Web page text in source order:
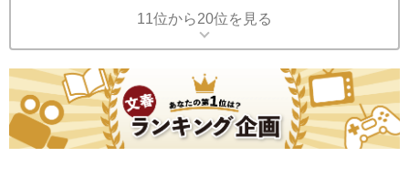
11位から20位を見る